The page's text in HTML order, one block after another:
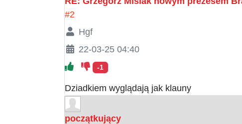
#2
Hgf
22-03-25 04:40
-1
Dziadkiem wyglądają jak klauny
początkujący